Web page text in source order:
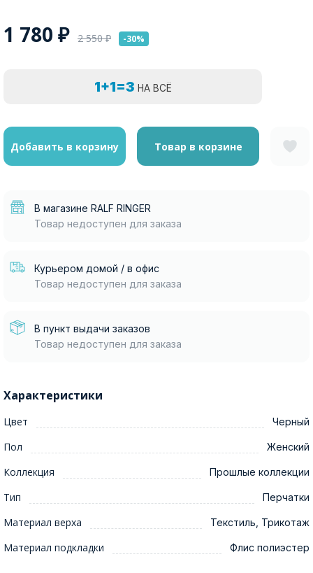
1 780 ₽ 2 550₽ -30%
1+1=3 НА ВСЁ
Добавить в корзину Товар в корзине
В магазине RALF RINGER
Товар недоступен для заказа
Курьером домой / в офис
Товар недоступен для заказа
В пункт выдачи заказов
Товар недоступен для заказа
Характеристики
Цвет Черный
Пол Женский
Коллекция Прошлые коллекции
Тип Перчатки
Материал верха Текстиль, Трикотаж
Материал подкладки Флис полиэстер